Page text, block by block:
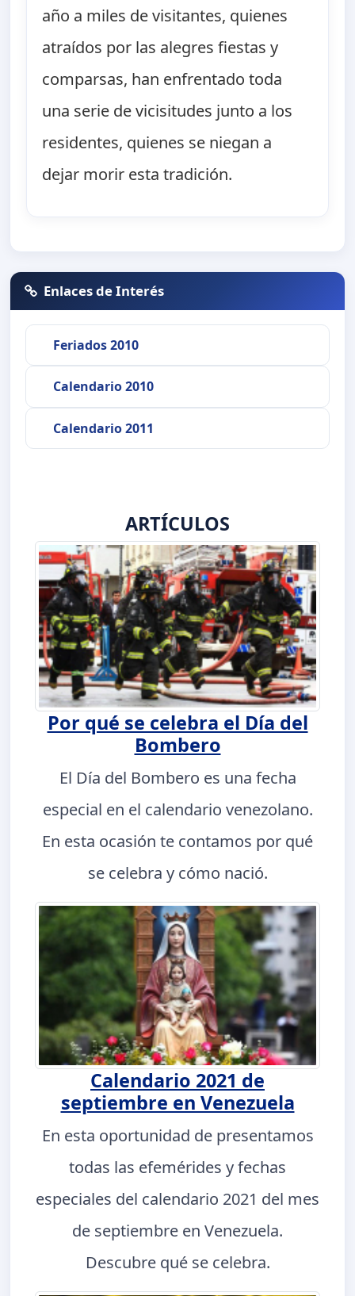
año a miles de visitantes, quienes
atraídos por las alegres fiestas y
comparsas, han enfrentado toda
una serie de vicisitudes junto a los
residentes, quienes se niegan a
dejar morir esta tradición.
Enlaces de Interés
Feriados 2010
Calendario 2010
Calendario 2011
ARTÍCULOS
Por qué se celebra el Día del
Bombero
El Día del Bombero es una fecha
especial en el calendario venezolano.
En esta ocasión te contamos por qué
se celebra y cómo nació.
Calendario 2021 de
septiembre en Venezuela
En esta oportunidad de presentamos
todas las efemérides y fechas
especiales del calendario 2021 del mes
de septiembre en Venezuela.
Descubre qué se celebra.